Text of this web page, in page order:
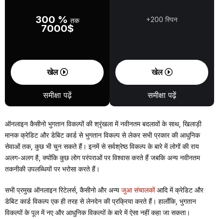
300 % तक
7000$
खेल
समीक्षा पढ़ें
+200 स्पिन
खेल
समीक्षा पढ़ें
ऑनलाइन कैसीनो भुगतान विकल्पों की श्रृंखला में नवीनतम बदलावों के साथ, खिलाड़ी
मानक क्रेडिट और डेबिट कार्ड से भुगतान विकल्प से लेकर सभी प्रकार की आधुनिक
सेवाओं तक, कुछ भी चुन सकते हैं। इनमें से सर्वश्रेष्ठ विकल्प के बारे में लोगों की राय
अलग-अलग है, क्योंकि कुछ लोग परंपराओं पर विश्वास करते हैं जबकि अन्य नवीनतम
तकनीकी उपलब्धियों पर भरोसा करते हैं।
सभी प्रमुख ऑनलाइन रिटेलर्स, कैसीनो और अन्य जुआ संचालकोंआदि में क्रेडिट और
डेबिट कार्ड विकल्प एक ही तरह से लेनदेन की प्रक्रिया करते हैं। हालाँकि, भुगतान
विकल्पों के पूल में नए और आधुनिक विकल्पों के बारे में ऐसा नहीं कहा जा सकता।